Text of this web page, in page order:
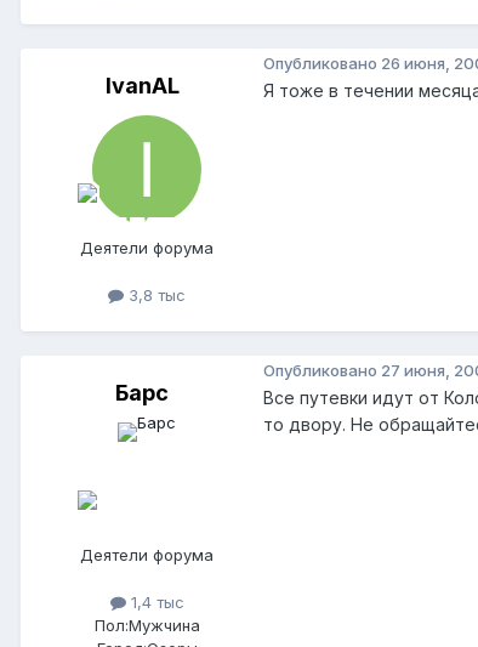
IvanAL
Деятели форума
3,8 тыс
Опубликовано 26 июня,
Я тоже в течении
Барс
Деятели форума
1,4 тыс
Пол:Мужчина
Опубликовано 27 июня,
Все путевки идут от
то двору. Не